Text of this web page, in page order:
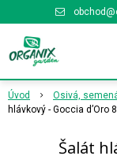
Úvod Osivá,
hlávkový - Goccia d’Oro
Šalát